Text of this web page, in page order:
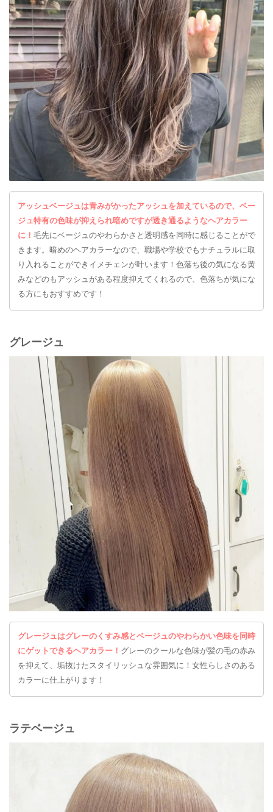
アッシュベージュは青みがかったアッシュを加えているので、ベー
ジュ特有の色味が抑えられ暗めですが透き通るようなヘアカラー
に！ 毛先にベージュのやわらかさと透明感を同時に感じることがで
きます。暗めのヘアカラーなので、職場や学校でもナチュラルに取
り入れることができイメチェンが叶います！色落ち後の気になる黄
みなどのもアッシュがある程度抑えてくれるので、色落ちが気にな
る方にもおすすめです！
グレージュ
グレージュはグレーのくすみ感とベージュのやわらかい色味を同時
にゲットできるヘアカラー！ グレーのクールな色味が髪の毛の赤み
を抑えて、垢抜けたスタイリッシュな雰囲気に！女性らしさのある
カラーに仕上がります！
ラテベージュ